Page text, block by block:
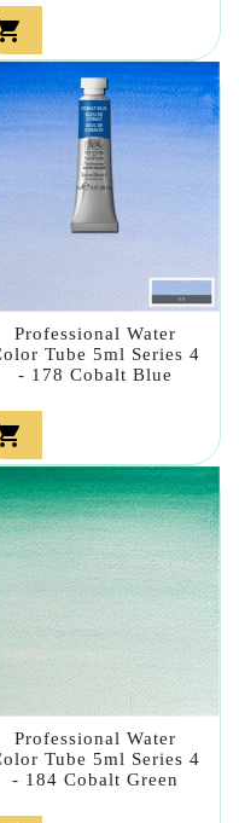
Professional Water
Tube 5ml Series 4
- 178 Cobalt Blue
Professional Water
Tube 5ml Series 4
- 184 Cobalt Green